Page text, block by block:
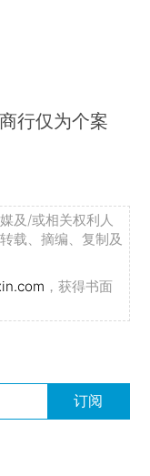
行仅为个案
及/或相关权利人
载、摘编、复制及
，获得书面
订阅